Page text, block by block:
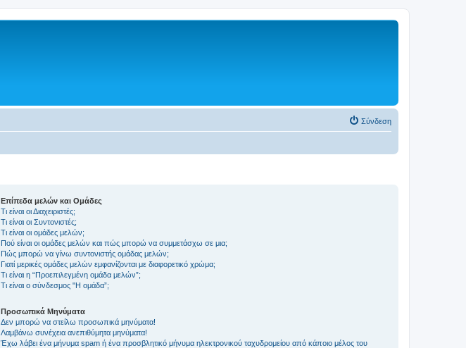
Σύνδεση
Επίπεδα μελών και Ομάδες
Τι είναι οι Διαχειριστές;
Τι είναι οι Συντονιστές;
Τι είναι οι ομάδες μελών;
Πού είναι οι ομάδες μελών και πώς μπορώ να συμμετάσχω σε μια;
Πώς μπορώ να γίνω συντονιστής ομάδας μελών;
Γιατί μερικές ομάδες μελών εμφανίζονται με διαφορετικό χρώμα;
Τι είναι η “Προεπιλεγμένη ομάδα μελών”;
Τι είναι ο σύνδεσμος "Η ομάδα”;
Προσωπικά Μηνύματα
Δεν μπορώ να στείλω προσωπικά μηνύματα!
Λαμβάνω συνέχεια ανεπιθύμητα μηνύματα!
Έχω λάβει ένα μήνυμα spam ή ένα προσβλητικό μήνυμα ηλεκτρονικού ταχυδρομείου από κάποιο μέλος του